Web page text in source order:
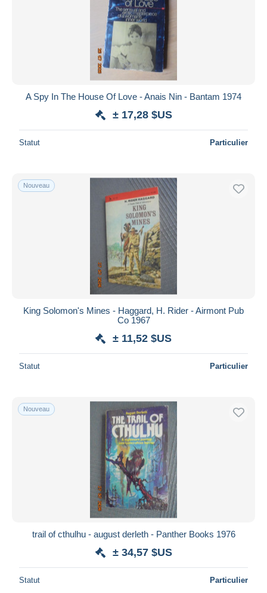
A Spy In The House Of Love - Anais Nin - Bantam 1974
± 17,28 $US
Statut Particulier
Nouveau
King Solomon's Mines - Haggard, H. Rider - Airmont Pub
Co 1967
± 11,52 $US
Statut Particulier
Nouveau
trail of cthulhu - august derleth - Panther Books 1976
± 34,57 $US
Statut Particulier